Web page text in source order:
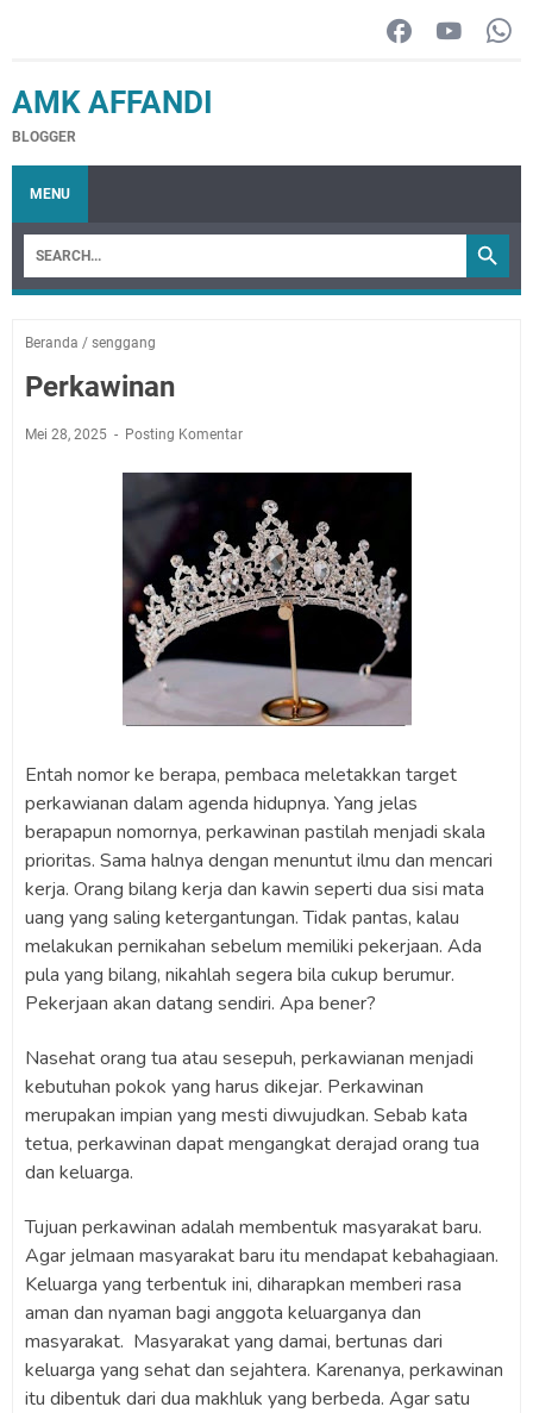
AMK AFFANDI
BLOGGER
MENU
Beranda / senggang
Perkawinan
Mei 28, 2025 Posting Komentar
Entah nomor ke berapa, pembaca meletakkan target
perkawianan dalam agenda hidupnya. Yang jelas
berapapun nomornya, perkawinan pastilah menjadi skala
prioritas. Sama halnya dengan menuntut ilmu dan mencari
kerja. Orang bilang kerja dan kawin seperti dua sisi mata
uang yang saling ketergantungan. Tidak pantas, kalau
melakukan pernikahan sebelum memiliki pekerjaan. Ada
pula yang bilang, nikahlah segera bila cukup berumur.
Pekerjaan akan datang sendiri. Apa bener?
Nasehat orang tua atau sesepuh, perkawianan menjadi
kebutuhan pokok yang harus dikejar. Perkawinan
merupakan impian yang mesti diwujudkan. Sebab kata
tetua, perkawinan dapat mengangkat derajad orang tua
dan keluarga.
Tujuan perkawinan adalah membentuk masyarakat baru.
Agar jelmaan masyarakat baru itu mendapat kebahagiaan.
Keluarga yang terbentuk ini, diharapkan memberi rasa
aman dan nyaman bagi anggota keluarganya dan
masyarakat. Masyarakat yang damai, bertunas dari
keluarga yang sehat dan sejahtera. Karenanya, perkawinan
itu dibentuk dari dua makhluk yang berbeda. Agar satu